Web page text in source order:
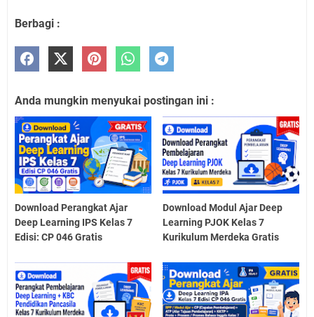
Berbagi :
Anda mungkin menyukai postingan ini :
Download Perangkat Ajar
Deep Learning IPS Kelas 7
Edisi: CP 046 Gratis
Download Modul Ajar Deep
Learning PJOK Kelas 7
Kurikulum Merdeka Gratis